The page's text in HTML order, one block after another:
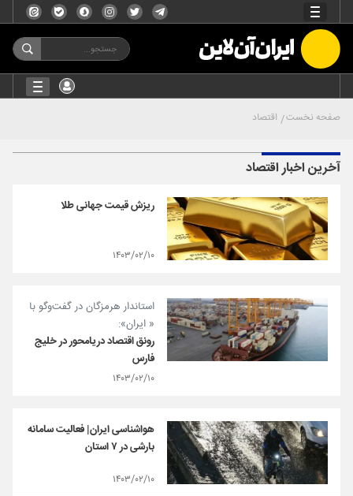
صفحه نخست اقتصاد
آخرین اخبار اقتصاد
ریزش قیمت جهانی طلا
۱۴۰۳/۰۲/۱۰
استاندار هرمزگان در گفت‌و‌گو با
« ایران»:
رونق اقتصاد دریا‌محور در خلیج
فارس
۱۴۰۳/۰۲/۱۰
هواشناسی ایران| فعالیت سامانه
بارشی در ۷ استان
۱۴۰۳/۰۲/۱۰